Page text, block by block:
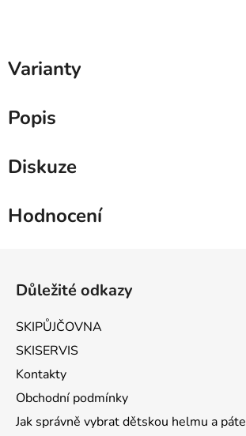
Varianty
Popis
Diskuze
Hodnocení
Důležité odkazy
SKIPŮJČOVNA
SKISERVIS
Kontakty
Obchodní podmínky
Jak správně vybrat dětskou helmu a